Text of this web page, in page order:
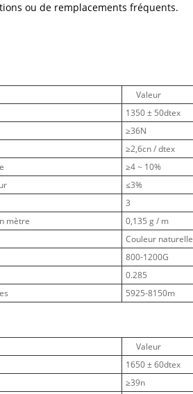
ou de remplacements fréquents.
Valeur
1350 ± 50dtex
≥36N
≥2,6cn / dtex
≥4 ~ 10%
≤3%
3
mètre
0,135 g / m
Couleur naturelle
800-1200G
0.285
5925-8150m
Valeur
1650 ± 60dtex
≥39n